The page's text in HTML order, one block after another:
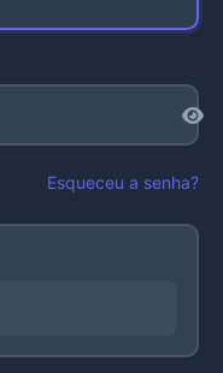
Esqueceu a senha?